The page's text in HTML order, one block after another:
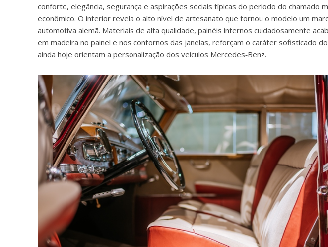
conforto, elegância, segurança e aspirações sociais típicas do período do chamado
econômico. O interior revela o alto nível de artesanato que tornou o modelo um
automotiva alemã. Materiais de alta qualidade, painéis internos cuidadosamente
em madeira no painel e nos contornos das janelas, reforçam o caráter sofisticado
ainda hoje orientam a personalização dos veículos Mercedes‑Benz.